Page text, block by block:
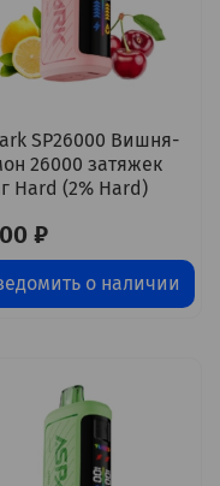
SP26000 Вишня-
26000 затяжек
Hard (2% Hard)
₽
о наличии